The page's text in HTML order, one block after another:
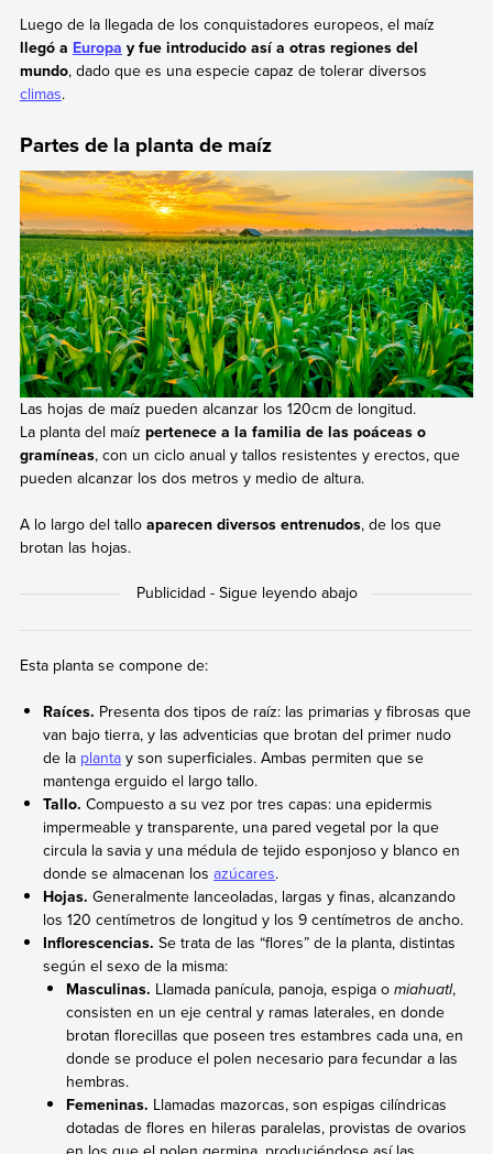
Luego de la llegada de los conquistadores europeos, el maíz
llegó a Europa y fue introducido así a otras regiones del
mundo, dado que es una especie capaz de tolerar diversos
climas.
Partes de la planta de maíz
Las hojas de maíz pueden alcanzar los 120cm de longitud.
La planta del maíz pertenece a la familia de las poáceas o
gramíneas, con un ciclo anual y tallos resistentes y erectos, que
pueden alcanzar los dos metros y medio de altura.
A lo largo del tallo aparecen diversos entrenudos, de los que
brotan las hojas.
Esta planta se compone de:
Raíces. Presenta dos tipos de raíz: las primarias y fibrosas que
van bajo tierra, y las adventicias que brotan del primer nudo
de la planta y son superficiales. Ambas permiten que se
mantenga erguido el largo tallo.
Tallo. Compuesto a su vez por tres capas: una epidermis
impermeable y transparente, una pared vegetal por la que
circula la savia y una médula de tejido esponjoso y blanco en
donde se almacenan losazúcares.
Hojas. Generalmente lanceoladas, largas y finas, alcanzando
los 120 centímetros de longitud y los 9 centímetros de ancho.
Inflorescencias. Se trata de las “flores” de la planta, distintas
según el sexo de la misma:
Masculinas. Llamada panícula, panoja, espiga omiahuatl,
consisten en un eje central y ramas laterales, en donde
brotan florecillas que poseen tres estambres cada una, en
donde se produce el polen necesario para fecundar a las
hembras.
Femeninas. Llamadas mazorcas, son espigas cilíndricas
dotadas de flores en hileras paralelas, provistas de ovarios